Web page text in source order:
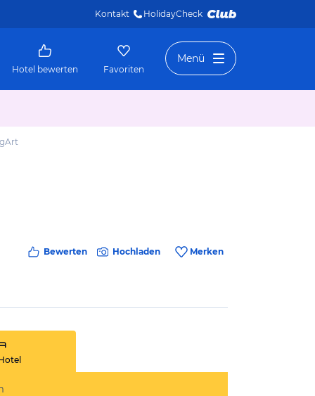
Kontakt HolidayCheck
Hotel bewerten Favoriten
Menü
Bewerten Hochladen Merken